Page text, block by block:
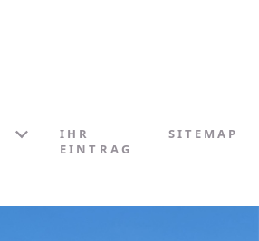
IHR
EINTRAG
SITEMAP